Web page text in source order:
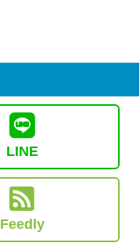
LINE
Feedly